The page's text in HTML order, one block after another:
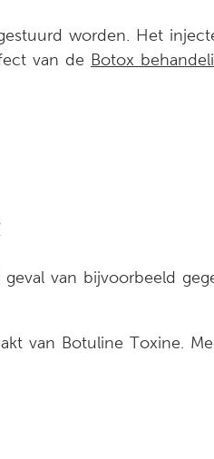
worden. Het
van de Botox
van bijvoorbeeld
van Botuline Toxine.